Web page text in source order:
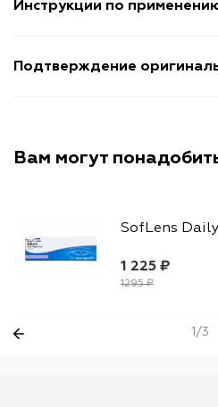
Инструкции по
Подтверждение
Вам могут
1 225 ₽
1295 ₽
SofLens
1/3